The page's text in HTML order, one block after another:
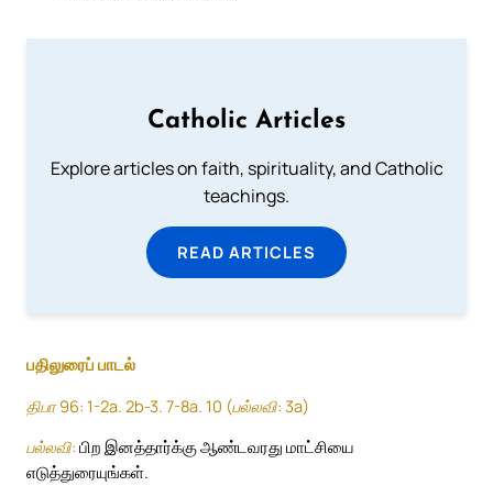
Catholic Articles
Explore articles on faith, spirituality, and Catholic
teachings.
READ ARTICLES
பதிலுரைப் பாடல்
திபா 96: 1-2a. 2b-3. 7-8a. 10 (பல்லவி: 3a)
பல்லவி: பிற இனத்தார்க்கு ஆண்டவரது மாட்சியை
எடுத்துரையுங்கள்.